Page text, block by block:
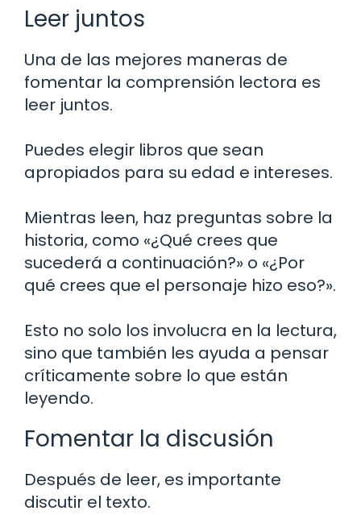
Leer juntos
Una de las mejores maneras de
fomentar la comprensión lectora es
leer juntos.
Puedes elegir libros que sean
apropiados para su edad e intereses.
Mientras leen, haz preguntas sobre la
historia, como «¿Qué crees que
sucederá a continuación?» o «¿Por
qué crees que el personaje hizo eso?».
Esto no solo los involucra en la lectura,
sino que también les ayuda a pensar
críticamente sobre lo que están
leyendo.
Fomentar la discusión
Después de leer, es importante
discutir el texto.